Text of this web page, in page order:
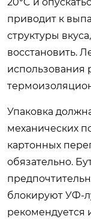
приводит к
структуры
восстановить.
использования
Упаковка
механических
картонных
обязательно.
блокируют УФ-
рекомендуется